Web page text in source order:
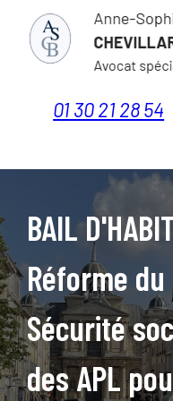
01 30 21 28 54
BAIL
Réforme
Sécurité
des APL
Panneau de gestion des